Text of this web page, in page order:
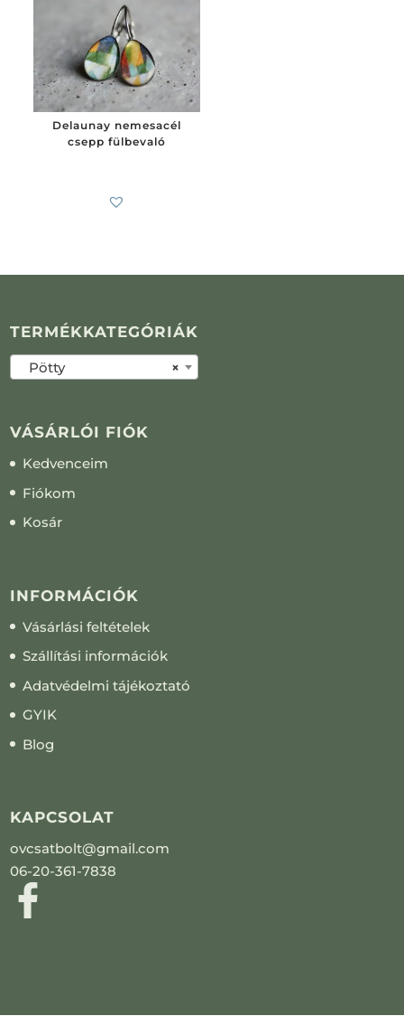
Delaunay nemesacél
csepp fülbevaló
TERMÉKKATEGÓRIÁK
×
Pötty
VÁSÁRLÓI FIÓK
Kedvenceim
Fiókom
Kosár
INFORMÁCIÓK
Vásárlási feltételek
Szállítási információk
Adatvédelmi tájékoztató
GYIK
Blog
KAPCSOLAT
ovcsatbolt@gmail.com
06-20-361-7838